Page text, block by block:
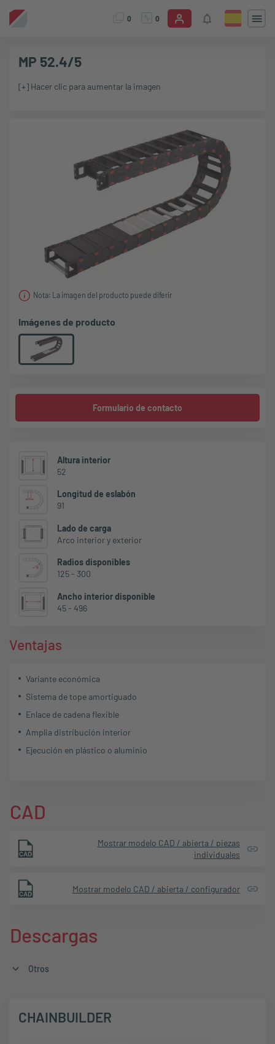
0 0
MP 52.4/5
[+] Hacer clic para aumentar la imagen
Nota: La imagen del producto puede diferir
Imágenes de producto
Formulario de contacto
Altura interior
52
Longitud de eslabón
91
Lado de carga
Arco interior y exterior
Radios disponibles
125 - 300
Ancho interior disponible
45 - 496
Ventajas
Variante económica
Sistema de tope amortiguado
Enlace de cadena flexible
Amplia distribución interior
Ejecución en plástico o aluminio
CAD
Mostrar modelo CAD / abierta / piezas
individuales
Mostrar modelo CAD / abierta / configurador
Descargas
Otros
CHAINBUILDER